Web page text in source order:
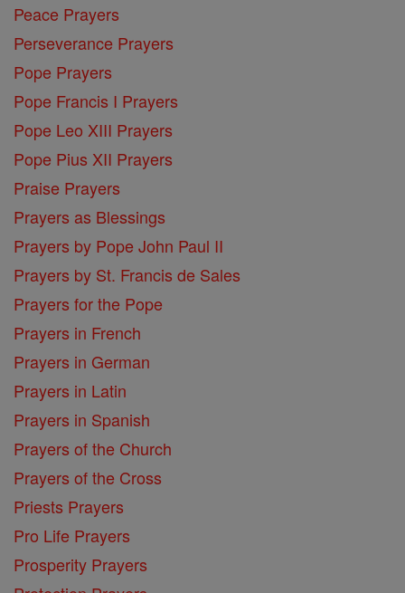
Peace Prayers
Perseverance Prayers
Pope Prayers
Pope Francis I Prayers
Pope Leo XIII Prayers
Pope Pius XII Prayers
Praise Prayers
Prayers as Blessings
Prayers by Pope John Paul II
Prayers by St. Francis de Sales
Prayers for the Pope
Prayers in French
Prayers in German
Prayers in Latin
Prayers in Spanish
Prayers of the Church
Prayers of the Cross
Priests Prayers
Pro Life Prayers
Prosperity Prayers